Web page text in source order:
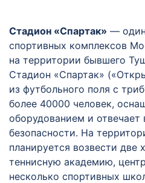
Стадион «Спартак» —
спортивных комплексов
на территории бывшего
Стадион «Спартак»
из футбольного поля с
более 40000 человек,
оборудованием и отвечает
безопасности. На
планируется возвести две
теннисную академию,
несколько спортивных